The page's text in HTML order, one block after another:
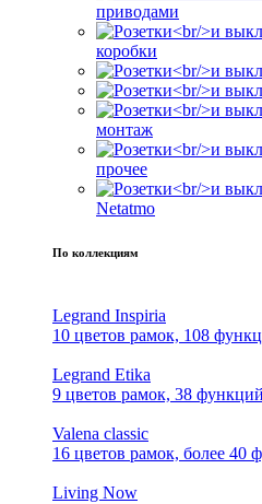
приводами
коробки
монтаж
прочее
Netatmo
По коллекциям
Legrand Inspiria
10 цветов рамок, 108
Legrand Etika
9 цветов рамок, 38 функций
Valena classic
16 цветов рамок, более 40
Living Now